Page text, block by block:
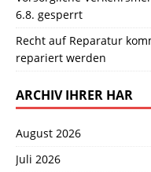
6.8. gesperrt
Recht auf Reparatur
repariert werden
ARCHIV IHRER HAR
August 2026
Juli 2026